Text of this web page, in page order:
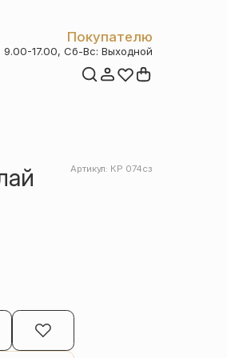
Покупателю
9.00-17.00, Сб-Вс: Выходной
Артикул: КР 074сз